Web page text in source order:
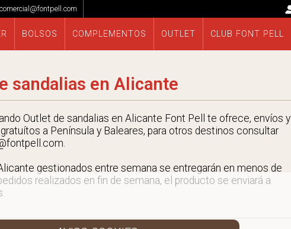
comercial@fontpell.com
BOLSOS COMPLEMENTOS OUTLET CLUB FONT PELL
sandalias en Alicante
Outlet de sandalias en Alicante Font Pell te ofrece, envíos y
a Península y Baleares, para otros destinos consultar
gestionados entre semana se entregarán en menos de
realizados en fin de semana, el producto se enviará a